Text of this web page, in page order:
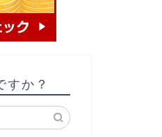
すか？